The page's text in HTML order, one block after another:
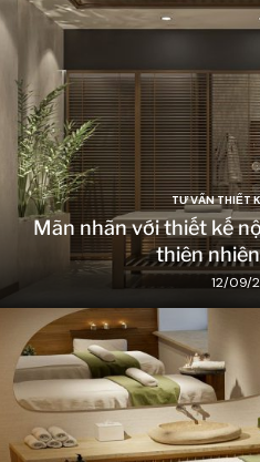
TƯ VẤN THIẾT
Mãn nhãn với thiết kế
thiên
12/09/